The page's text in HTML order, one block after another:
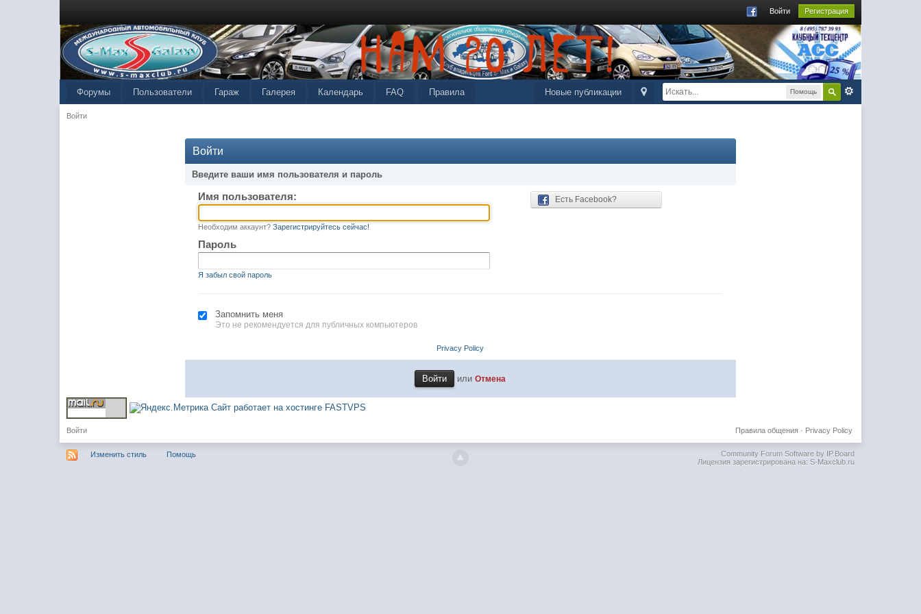
Войти Регистрация
Помощь
Новые публикации
FAQ Правила
Форумы Пользователи Гараж Галерея Календарь
Войти
Войти
Введите ваши имя пользователя и пароль
Имя пользователя:
Необходим аккаунт? Зарегистрируйтесь сейчас!
Пароль
Я забыл свой пароль
Есть Facebook?
Запомнить меня
Это не рекомендуется для публичных компьютеров
Privacy Policy
илиОтмена
Сайт работает на хостинге FASTVPS
Войти Privacy Policy
Правила общения·
Изменить стиль Помощь
Community Forum Software by IP.Board
Лицензия зарегистрирована на: S-Maxclub.ru